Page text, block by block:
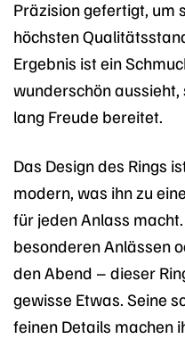
Präzision gefertigt, um
höchsten
Ergebnis ist ein
wunderschön
lang Freude bereitet.
Das Design des Rings
modern, was ihn zu
für jeden Anlass
besonderen Anlässen
den Abend – dieser
gewisse Etwas. Seine
feinen Details machen